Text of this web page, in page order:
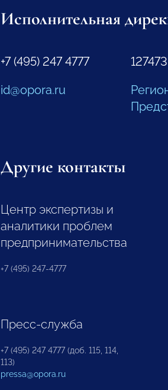
Исполнительная
+7 (495) 247 4777
id@opora.ru
Другие контакты
Центр экспертизы и
аналитики проблем
предпринимательства
+7 (495) 247-4777
Пресс-служба
+7 (495) 247 4777 (доб. 115, 114,
113)
pressa@opora.ru